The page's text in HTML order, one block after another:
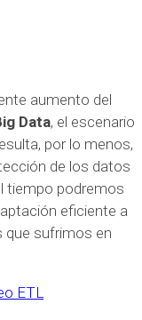
la
en sanciones
aumento del
Data, el escenario
por lo menos,
de los datos
tiempo podremos
eficiente a
sufrimos en
ETL